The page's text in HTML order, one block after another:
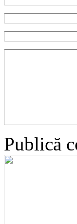
Publică